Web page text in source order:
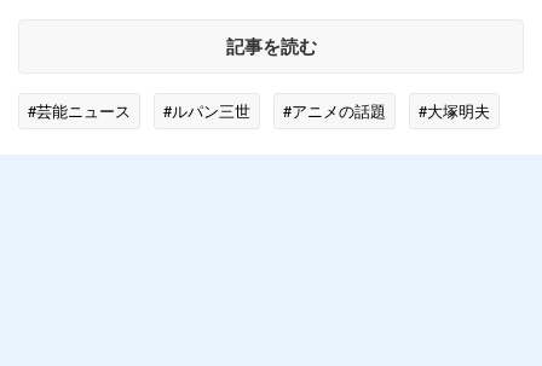
記事を読む
#芸能ニュース #ルパン三世 #アニメの話題 #大塚明夫